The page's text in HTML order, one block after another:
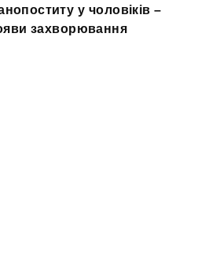
у чоловіків –
захворювання